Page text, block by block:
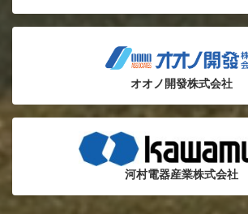
オオノ開發株式会社
河村電器産業株式会社